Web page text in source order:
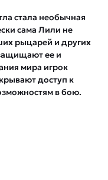
стала необычная
сама Лили не
рыцарей и других
ее и
мира игрок
доступ к
в бою.